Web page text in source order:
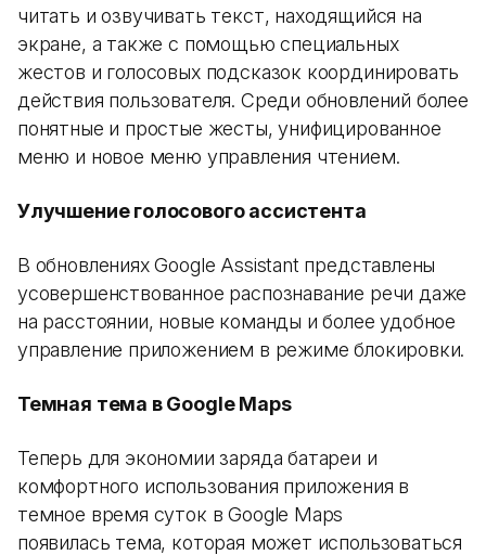
читать и озвучивать текст, находящийся на
экране, а также с помощью специальных
жестов и голосовых подсказок координировать
действия пользователя. Среди обновлений более
понятные и простые жесты, унифицированное
меню и новое меню управления чтением.
Улучшение голосового ассистента
В обновлениях Google Assistant представлены
усовершенствованное распознавание речи даже
на расстоянии, новые команды и более удобное
управление приложением в режиме блокировки.
Темная тема в Google Maps
Теперь для экономии заряда батареи и
комфортного использования приложения в
темное время суток в Google Maps
появилась тема, которая может использоваться